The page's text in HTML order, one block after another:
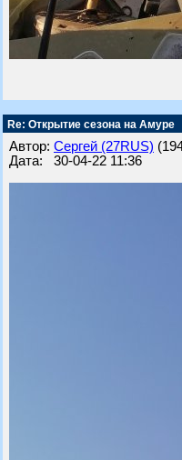
Re: Открытие сезона на Амуре
Автор: Сергей (27RUS)
Дата: 30-04-22 11:36